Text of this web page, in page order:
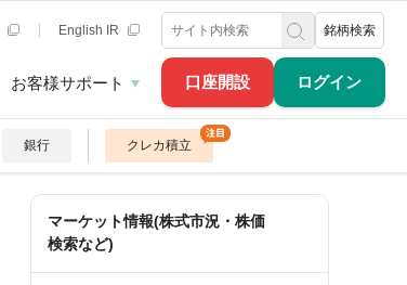
口座開設 ログイン
English IR 銘柄検索
お客様サポート
銀行 クレカ積立
マーケット情報(株式市況・株価
検索など)